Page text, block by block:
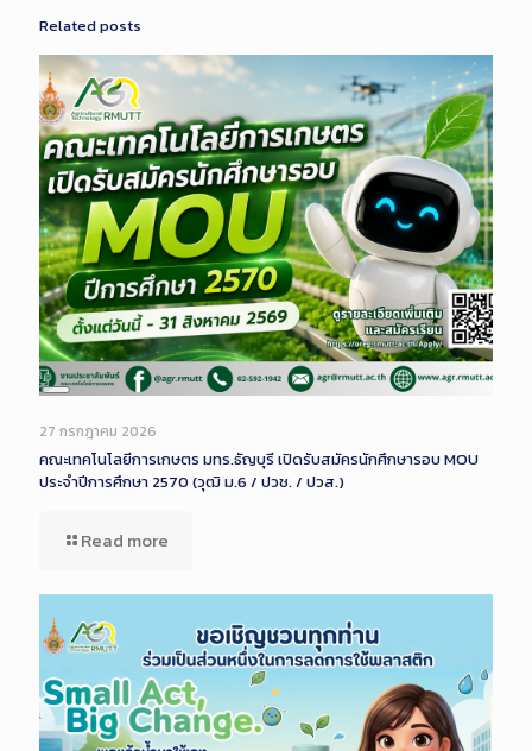
Related posts
Long
Description
27 กรกฎาคม 2026
คณะเทคโนโลยีการเกษตร มทร.ธัญบุรี เปิดรับสมัครนักศึกษารอบ MOU
ประจำปีการศึกษา 2570 (วุฒิ ม.6 / ปวช. / ปวส.)
Read more